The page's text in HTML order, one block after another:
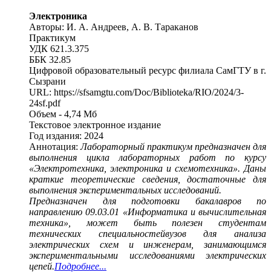
Электроника
Авторы: И. А. Андреев, А. В. Тараканов
Практикум
УДК 621.3.375
ББК 32.85
Цифровой образовательный ресурс филиала СамГТУ в г.
Сызрани
URL: https://sfsamgtu.com/Doc/Biblioteka/RIO/2024/3-
24sf.pdf
Объем - 4,74 Мб
Текстовое электронное издание
Год издания: 2024
Аннотация:Лабораторный практикум предназначен для
выполнения цикла лабораторных работ по курсу
«Электротехника, электроника и схемотехника». Даны
краткие теоретические сведения, достаточные для
выполнения экспериментальных исследований.
Предназначен для подготовки бакалавров по
направлению 09.03.01 «Информатика и вычислительная
техника», может быть полезен студентам
технических специальностейвузов для анализа
электрических схем и инженерам, занимающимся
экспериментальными исследованиями электрических
цепей.Подробнее...